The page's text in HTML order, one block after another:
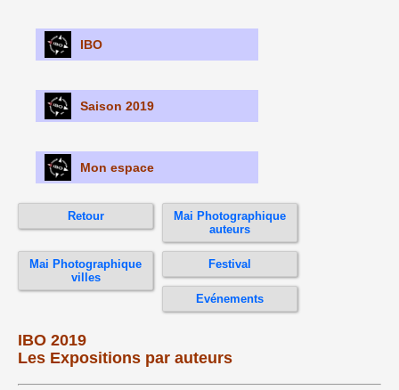
IBO
Saison 2019
Mon espace
Retour
Mai Photographique
auteurs
Mai Photographique
villes
Festival
Evénements
IBO 2019
Les Expositions par auteurs